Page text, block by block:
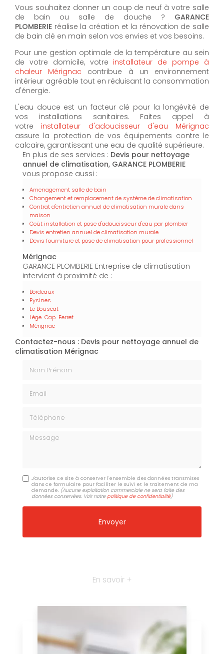
Vous souhaitez donner un coup de neuf à votre salle
de bain ou salle de douche ? GARANCE
PLOMBERIE réalise la création et la rénovation de salle
de bain clé en main selon vos envies et vos besoins.
Pour une gestion optimale de la température au sein
de votre domicile, votre installateur de pompe à
chaleur Mérignac contribue à un environnement
intérieur agréable tout en réduisant la consommation
d'énergie.
L'eau douce est un facteur clé pour la longévité de
vos installations sanitaires. Faites appel à
votre installateur d'adoucisseur d'eau Mérignac
assure la protection de vos équipements contre le
calcaire, garantissant une eau de qualité supérieure.
En plus de ses services : Devis pour nettoyage
annuel de climatisation, GARANCE PLOMBERIE
vous propose aussi :
Amenagement salle de bain
Changement et remplacement de système de climatisation
Contrat d'entretien annuel de climatisation murale dans
maison
Coût installation et pose d'adoucisseur d'eau par plombier
Devis entretien annuel de climatisation murale
Devis fourniture et pose de climatisation pour professionnel
Mérignac
GARANCE PLOMBERIE Entreprise de climatisation
intervient à proximité de :
Bordeaux
Eysines
Le Bouscat
Lège-Cap-Ferret
Mérignac
Contactez-nous : Devis pour nettoyage annuel de
climatisation Mérignac
Message
J'autorise ce site à conserver l'ensemble des données transmises
dans ce formulaire pour faciliter le suivi et le traitement de ma
demande. (Aucune exploitation commerciale ne sera faite des
données conservées. Voir notrepolitique de confidentialité)
En savoir +